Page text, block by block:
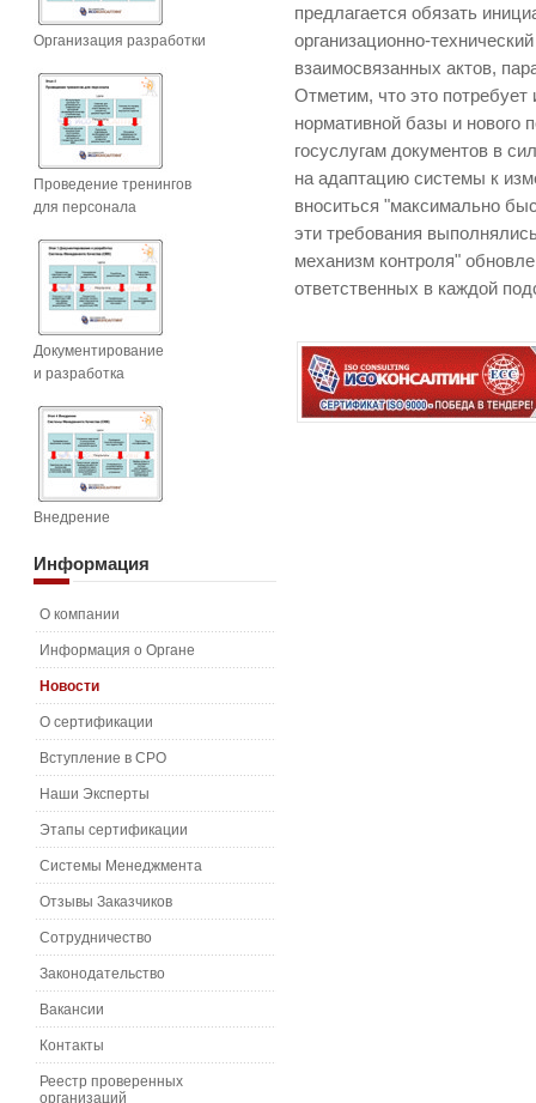
предлагается обязать
организационно-
взаимосвязанных актов,
Отметим, что это потребует
нормативной базы и нового
госуслугам документов в
на адаптацию системы к
вноситься "максимально
эти требования
механизм контроля"
ответственных в каждой
Организация разработки
Проведение тренингов
для персонала
Документирование
и разработка
Внедрение
Информация
О компании
Информация о Органе
Новости
О сертификации
Вступление в СРО
Наши Эксперты
Этапы сертификации
Системы Менеджмента
Отзывы Заказчиков
Сотрудничество
Законодательство
Вакансии
Контакты
Реестр проверенных
организаций